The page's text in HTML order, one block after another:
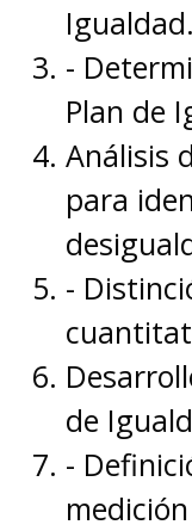
Igualdad.
-
Plan de
Análisis
para
-
de
-